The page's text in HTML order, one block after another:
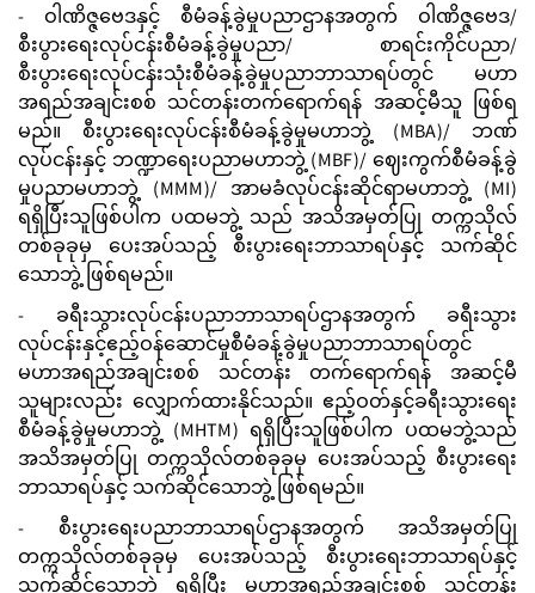
- ဝါဏိဇ္ဇဗေဒနှင့် စီမံခန့်ခွဲမှုပညာဌာနအတွက် ဝါဏိဇ္ဇဗေဒ/
စီးပွားရေးလုပ်ငန်းစီမံခန့်ခွဲမှုပညာ/ စာရင်းကိုင်ပညာ/
စီးပွားရေးလုပ်ငန်းသုံးစီမံခန့်ခွဲမှုပညာဘာသာရပ်တွင် မဟာ
အရည်အချင်းစစ် သင်တန်းတက်ရောက်ရန် အဆင့်မီသူ ဖြစ်ရ
မည်။ စီးပွားရေးလုပ်ငန်းစီမံခန့်ခွဲမှုမဟာဘွဲ့ (MBA)/ ဘဏ်
လုပ်ငန်းနှင့် ဘဏ္ဍာရေးပညာမဟာဘွဲ့ (MBF)/ ဈေးကွက်စီမံခန့်ခွဲ
မှုပညာမဟာဘွဲ့ (MMM)/ အာမခံလုပ်ငန်းဆိုင်ရာမဟာဘွဲ့ (MI)
ရရှိပြီးသူဖြစ်ပါက ပထမဘွဲ့ သည် အသိအမှတ်ပြု တက္ကသိုလ်
တစ်ခုခုမှ ပေးအပ်သည့် စီးပွားရေးဘာသာရပ်နှင့် သက်ဆိုင်
သောဘွဲ့ ဖြစ်ရမည်။
- ခရီးသွားလုပ်ငန်းပညာဘာသာရပ်ဌာနအတွက် ခရီးသွား
လုပ်ငန်းနှင့်ဧည့်ဝန်ဆောင်မှုစီမံခန့်ခွဲမှုပညာဘာသာရပ်တွင်
မဟာအရည်အချင်းစစ် သင်တန်း တက်ရောက်ရန် အဆင့်မီ
သူများလည်း လျှောက်ထားနိုင်သည်။ ဧည့်ဝတ်နှင့်ခရီးသွားရေး
စီမံခန့်ခွဲမှုမဟာဘွဲ့ (MHTM) ရရှိပြီးသူဖြစ်ပါက ပထမဘွဲ့သည်
အသိအမှတ်ပြု တက္ကသိုလ်တစ်ခုခုမှ ပေးအပ်သည့် စီးပွားရေး
ဘာသာရပ်နှင့် သက်ဆိုင်သောဘွဲ့ ဖြစ်ရမည်။
- စီးပွားရေးပညာဘာသာရပ်ဌာနအတွက် အသိအမှတ်ပြု
တက္ကသိုလ်တစ်ခုခုမှ ပေးအပ်သည့် စီးပွားရေးဘာသာရပ်နှင့်